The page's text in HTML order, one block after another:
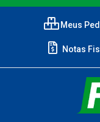
Meus
Notas